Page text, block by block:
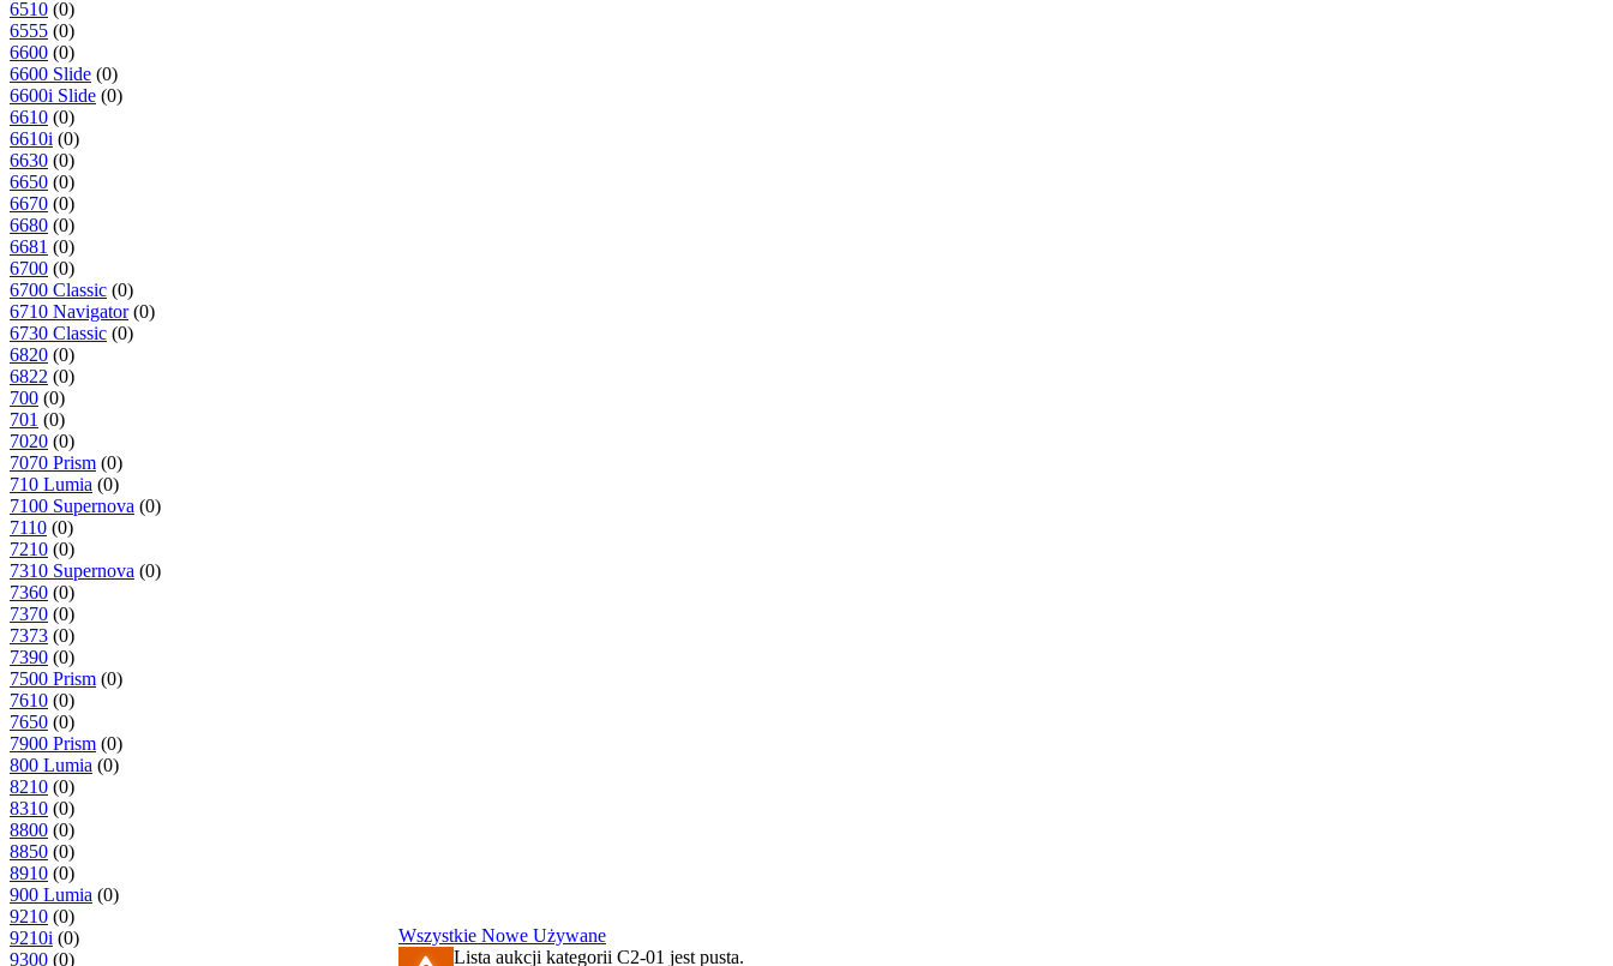
6510 (0)
6555 (0)
6600 (0)
6600 Slide (0)
6600i Slide (0)
6610 (0)
6610i (0)
6630 (0)
6650 (0)
6670 (0)
6680 (0)
6681 (0)
6700 (0)
6700 Classic (0)
6710 Navigator(0)
6730 Classic (0)
6820 (0)
6822 (0)
700 (0)
701 (0)
7020 (0)
7070 Prism (0)
710 Lumia (0)
7100 Supernova (0)
7110 (0)
7210 (0)
7310 Supernova (0)
7360 (0)
7370 (0)
7373 (0)
7390 (0)
7500 Prism (0)
7610 (0)
7650 (0)
7900 Prism (0)
800 Lumia (0)
8210 (0)
8310 (0)
8800 (0)
8850 (0)
8910 (0)
900 Lumia (0)
9210 (0)
9210i (0)
9300 (0)
Wszystkie Nowe Używane
Lista aukcji kategorii C2-01 jest pusta.